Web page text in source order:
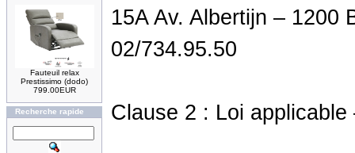
Fauteuil relax
Prestissimo (dodo)
799.00EUR
Recherche rapide
15A Av. Albertijn – 1200
02/734.95.50
Clause 2 : Loi applicable